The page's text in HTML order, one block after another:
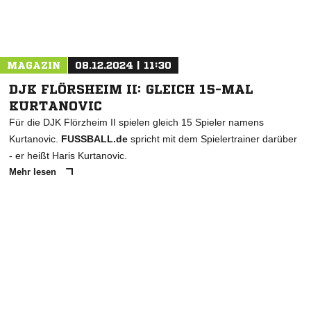
MAGAZIN 08.12.2024 | 11:30
DJK FLÖRSHEIM II: GLEICH 15-MAL
KURTANOVIC
Für die DJK Flörzheim II spielen gleich 15 Spieler namens
Kurtanovic. FUSSBALL.de spricht mit dem Spielertrainer darüber
- er heißt Haris Kurtanovic.
Mehr lesen